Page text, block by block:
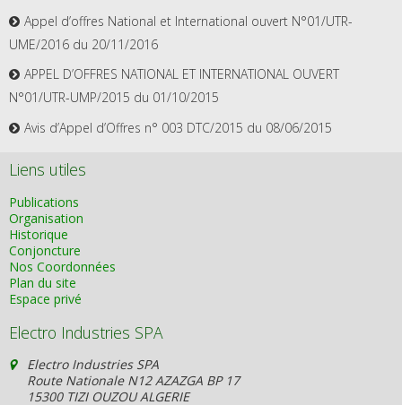
Appel d’offres National et International ouvert N°01/UTR-
UME/2016 du 20/11/2016
APPEL D’OFFRES NATIONAL ET INTERNATIONAL OUVERT
N°01/UTR-UMP/2015 du 01/10/2015
Avis d’Appel d’Offres n° 003 DTC/2015 du 08/06/2015
Liens utiles
Publications
Organisation
Historique
Conjoncture
Nos Coordonnées
Plan du site
Espace privé
Electro Industries SPA
Electro Industries SPA
Route Nationale N12 AZAZGA BP 17
15300 TIZI OUZOU ALGERIE